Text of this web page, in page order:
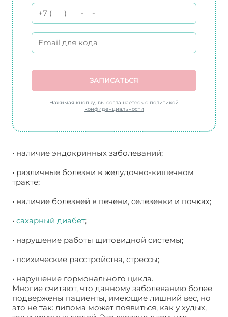
ЗАПИСАТЬСЯ
Нажимая кнопку, вы соглашаетесь с политикой
конфиденциальности
• наличие эндокринных заболеваний;
• различные болезни в желудочно-кишечном
тракте;
• наличие болезней в печени, селезенки и почках;
• сахарный диабет;
• нарушение работы щитовидной системы;
• психические расстройства, стрессы;
• нарушение гормонального цикла.
Многие считают, что данному заболеванию более
подвержены пациенты, имеющие лишний вес, но
это не так: липома может появиться, как у худых,